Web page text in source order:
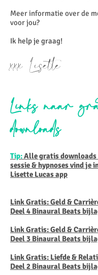
Meer informatie over de
voor jou?
Ik help je graag!
xxx Lisette
Links naar
downloads
Tip:Alle gratis
sessie & hypnoses vind je
Lisette Lucas app
Link Gratis: Geld &
Deel 4 Binaural Beats
Link Gratis: Geld &
Deel 3 Binaural Beats
Link Gratis: Liefde &
Deel 2 Binaural Beats